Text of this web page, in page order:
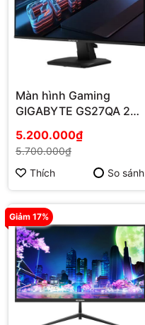
Màn hình Gaming
GIGABYTE GS27QA 27
5.200.000₫
5.700.000₫
Thích
So sánh
Giảm 17%